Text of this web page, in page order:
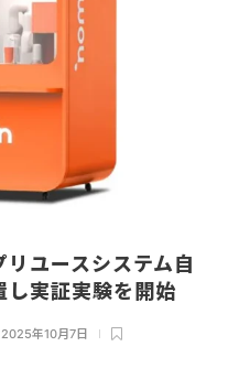
ユースシステム自
し実証実験を開始
2025年10月7日